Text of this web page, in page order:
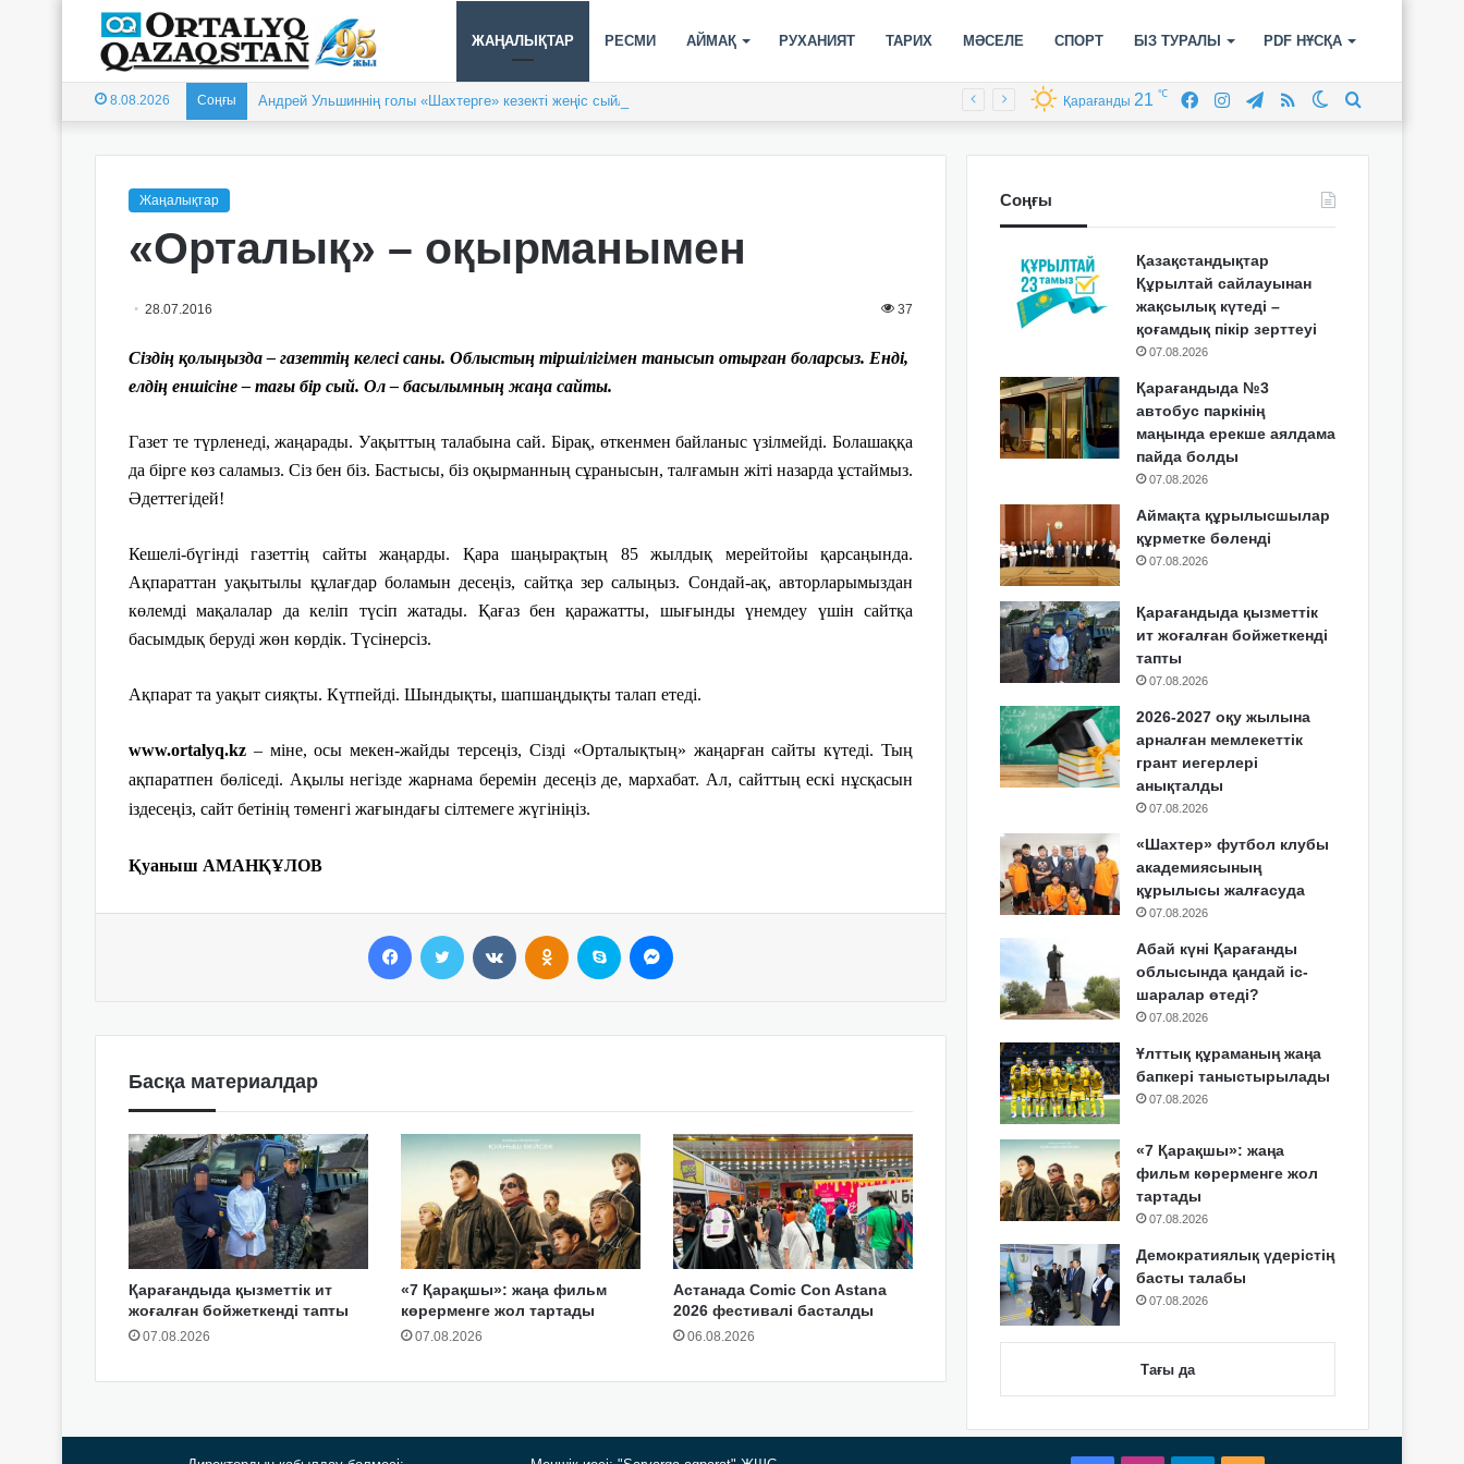
ЖАҢАЛЫҚТАР РЕСМИ АЙМАҚ РУХАНИЯТ ТАРИХ МӘСЕЛЕ СПОРТ БІЗ ТУРАЛЫ PDF НҰСҚА
8.08.2026 Соңғы Андрей Ульшиннің голы «Шахтерге» кезекті жеңіс сыйлады Switch
RSS
Telegram
Instagram
Facebook
Қарағанды 21 ℃
Жаңалықтар
«Орталық» – оқырманымен
28.07.2016 37
Сіздің қолыңызда – газеттің келесі саны. Облыстың тіршілігімен танысып отырған боларсыз. Енді,
елдің еншісіне – тағы бір сый. Ол – басылымның жаңа сайты.
Газет те түрленеді, жаңарады. Уақыттың талабына сай. Бірақ, өткенмен байланыс үзілмейді. Болашаққа
да бірге көз саламыз. Сіз бен біз. Бастысы, біз оқырманның сұранысын, талғамын жіті назарда ұстаймыз.
Әдеттегідей!
Кешелі-бүгінді газеттің сайты жаңарды. Қара шаңырақтың 85 жылдық мерейтойы қарсаңында.
Ақпараттан уақытылы құлағдар боламын десеңіз, сайт­қа зер салыңыз. Сондай-ақ, авторларымыздан
көлемді мақалалар да келіп түсіп жатады. Қағаз бен қаражатты, шығынды үнемдеу үшін сайтқа
басымдық беруді жөн көрдік. Түсінерсіз.
Ақпарат та уақыт сияқты. Күтпейді. Шындықты, шапшаңдықты талап етеді.
www.ortalyq.kz – міне, осы мекен-жайды терсеңіз, Сізді «Орталықтың» жаңарған сайты күтеді. Тың
ақпаратпен бөліседі. Ақылы негізде жарнама беремін десеңіз де, мархабат. Ал, сайттың ескі нұсқасын
іздесеңіз, сайт бетінің төменгі жағындағы сілтемеге жүгініңіз.
Қуаныш АМАНҚҰЛОВ
Басқа материалдар
Қарағандыда қызметтік ит
жоғалған бойжеткенді тапты
07.08.2026
«7 Қарақшы»: жаңа фильм
көрерменге жол тартады
07.08.2026
Астанада Comic Con Astana
2026 фестивалі басталды
06.08.2026
Соңғы
Қазақстандықтар
Құрылтай сайлауынан
жақсылық күтеді –
қоғамдық пікір зерттеуі
07.08.2026
Қарағандыда №3
автобус паркінің
маңында ерекше аялдама
пайда болды
07.08.2026
Аймақта құрылысшылар
құрметке бөленді
07.08.2026
Қарағандыда қызметтік
ит жоғалған бойжеткенді
тапты
07.08.2026
2026-2027 оқу жылына
арналған мемлекеттік
грант иегерлері
анықталды
07.08.2026
«Шахтер» футбол клубы
академиясының
құрылысы жалғасуда
07.08.2026
Абай күні Қарағанды
облысында қандай іс-
шаралар өтеді?
07.08.2026
Ұлттық құраманың жаңа
бапкері таныстырылады
07.08.2026
«7 Қарақшы»: жаңа
фильм көрерменге жол
тартады
07.08.2026
Демократиялық үдерістің
басты талабы
07.08.2026
Тағы да